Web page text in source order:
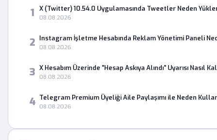
1 X (Twitter) 10.54.0 Uygulamasında Tweetler Neden
08.08.2026
2 Instagram İşletme Hesabında Reklam Yönetimi Paneli
08.08.2026
3 X Hesabım Üzerinde "Hesap Askıya Alındı" Uyarısı Nasıl
08.08.2026
4 Telegram Premium Üyeliği Aile Paylaşımı ile Neden
08.08.2026